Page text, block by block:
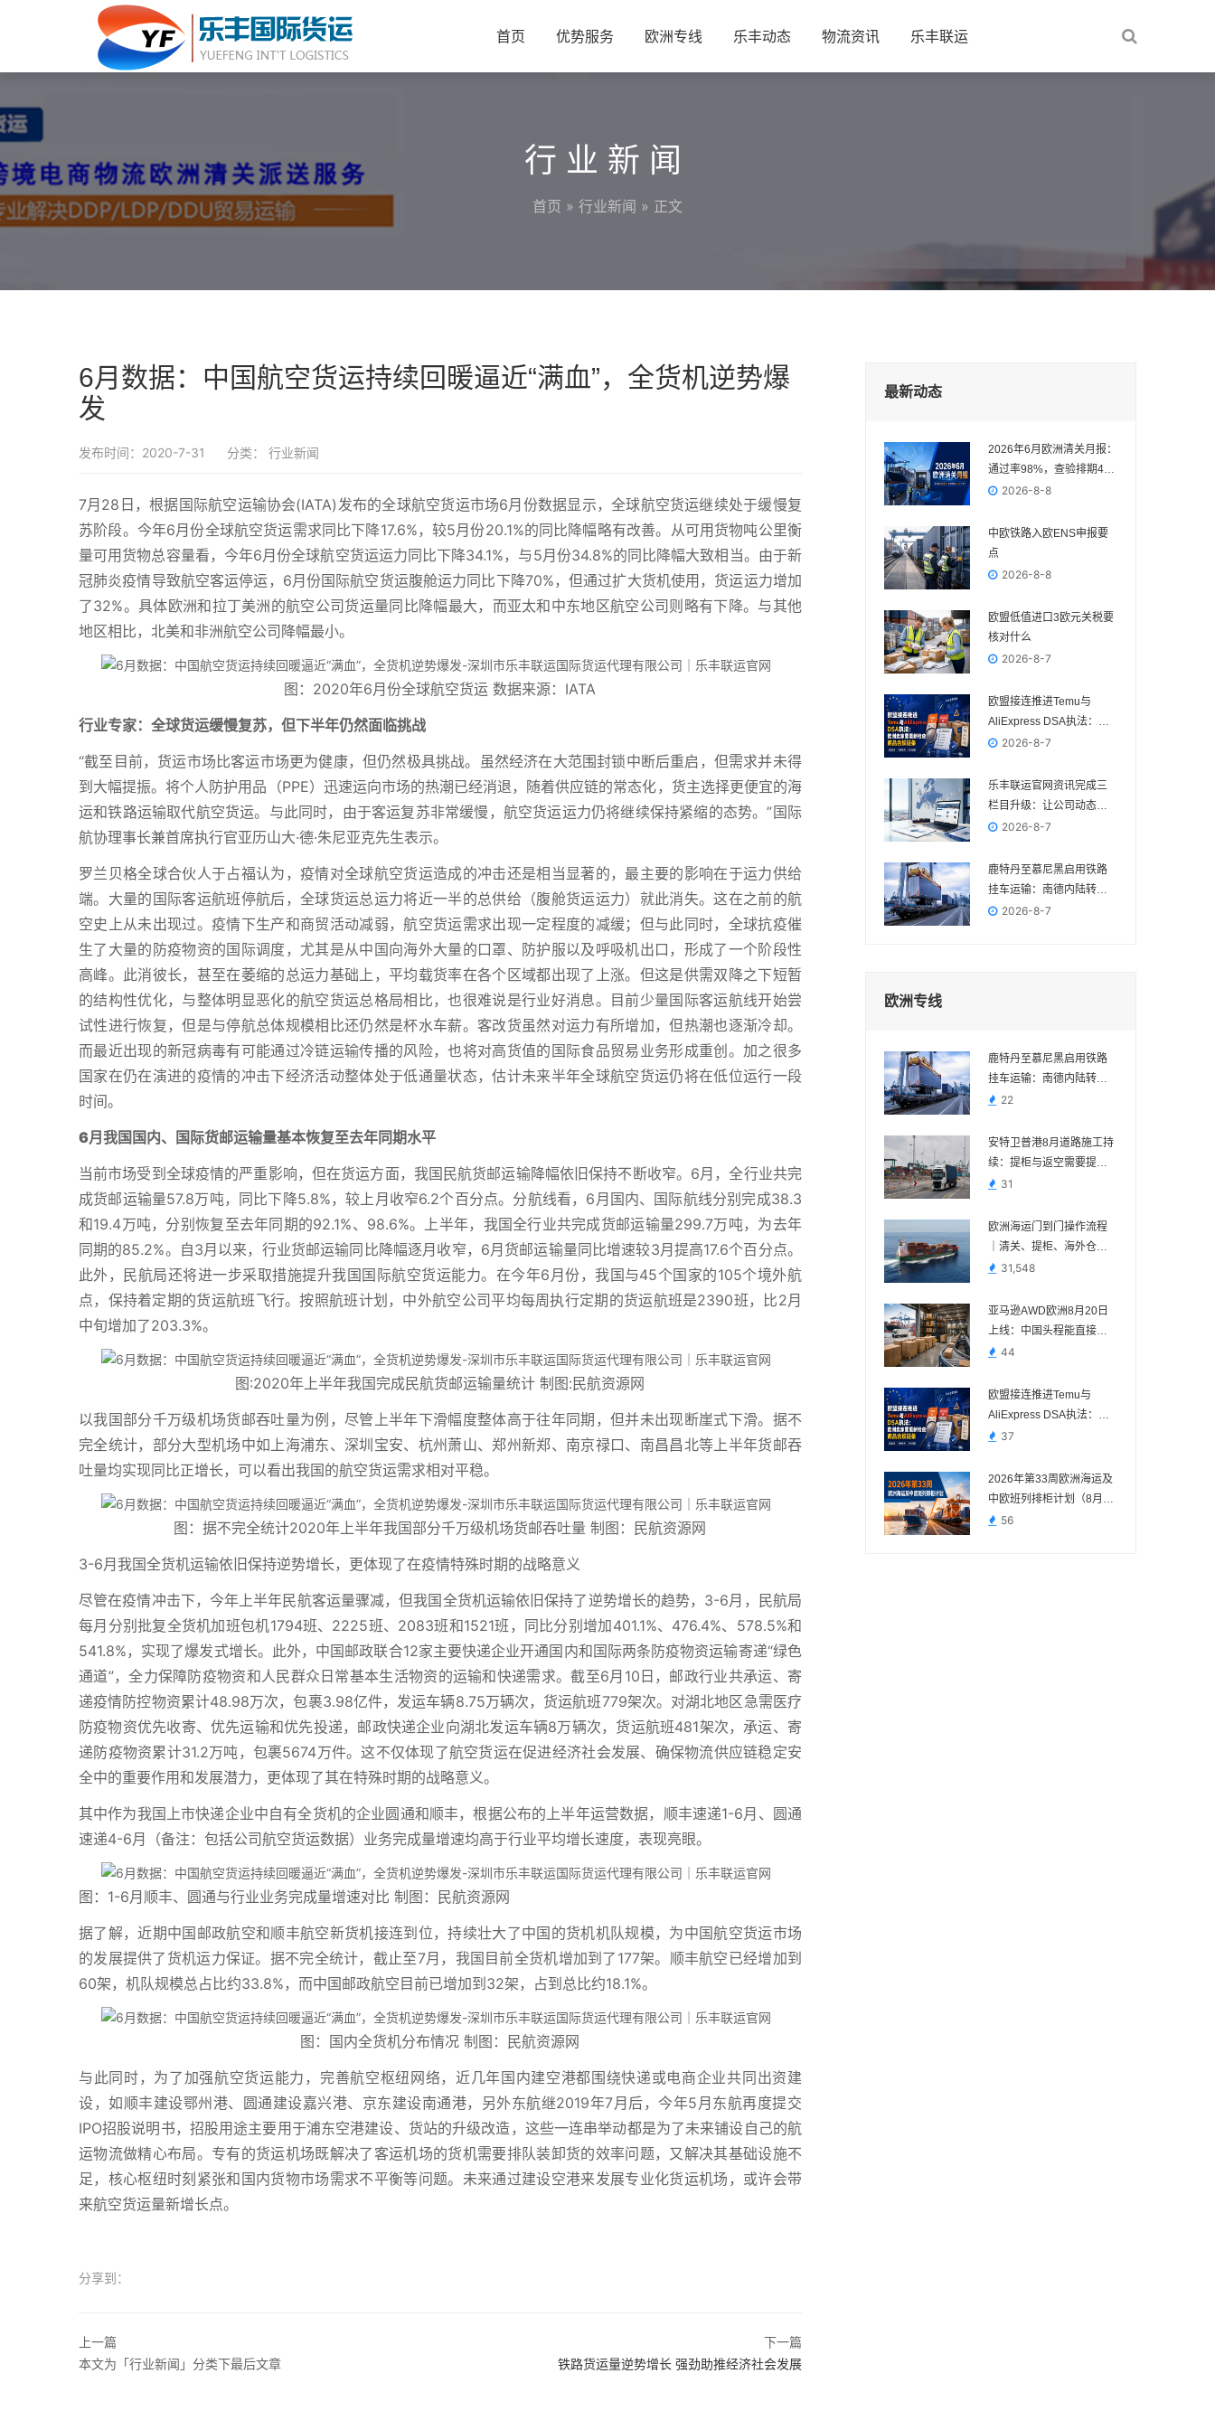
首页 优势服务 欧洲专线 乐丰动态 物流资讯 乐丰联运
行业新闻
首页 » 行业新闻 » 正文
6月数据：中国航空货运持续回暖逼近“满血”，全货机逆势爆
发
发布时间：2020-7-31 分类： 行业新闻
7月28日，根据国际航空运输协会(IATA)发布的全球航空货运市场6月份数据显示，全球航空货运继续处于缓慢复
苏阶段。今年6月份全球航空货运需求同比下降17.6%，较5月份20.1%的同比降幅略有改善。从可用货物吨公里衡
量可用货物总容量看，今年6月份全球航空货运运力同比下降34.1%，与5月份34.8%的同比降幅大致相当。由于新
冠肺炎疫情导致航空客运停运，6月份国际航空货运腹舱运力同比下降70%，但通过扩大货机使用，货运运力增加
了32%。具体欧洲和拉丁美洲的航空公司货运量同比降幅最大，而亚太和中东地区航空公司则略有下降。与其他
地区相比，北美和非洲航空公司降幅最小。
图：2020年6月份全球航空货运 数据来源：IATA
行业专家：全球货运缓慢复苏，但下半年仍然面临挑战
“截至目前，货运市场比客运市场更为健康，但仍然极具挑战。虽然经济在大范围封锁中断后重启，但需求并未得
到大幅提振。将个人防护用品（PPE）迅速运向市场的热潮已经消退，随着供应链的常态化，货主选择更便宜的海
运和铁路运输取代航空货运。与此同时，由于客运复苏非常缓慢，航空货运运力仍将继续保持紧缩的态势。”国际
航协理事长兼首席执行官亚历山大·德·朱尼亚克先生表示。
罗兰贝格全球合伙人于占福认为，疫情对全球航空货运造成的冲击还是相当显著的，最主要的影响在于运力供给
端。大量的国际客运航班停航后，全球货运总运力将近一半的总供给（腹舱货运运力）就此消失。这在之前的航
空史上从未出现过。疫情下生产和商贸活动减弱，航空货运需求出现一定程度的减缓；但与此同时，全球抗疫催
生了大量的防疫物资的国际调度，尤其是从中国向海外大量的口罩、防护服以及呼吸机出口，形成了一个阶段性
高峰。此消彼长，甚至在萎缩的总运力基础上，平均载货率在各个区域都出现了上涨。但这是供需双降之下短暂
的结构性优化，与整体明显恶化的航空货运总格局相比，也很难说是行业好消息。目前少量国际客运航线开始尝
试性进行恢复，但是与停航总体规模相比还仍然是杯水车薪。客改货虽然对运力有所增加，但热潮也逐渐冷却。
而最近出现的新冠病毒有可能通过冷链运输传播的风险，也将对高货值的国际食品贸易业务形成重创。加之很多
国家在仍在演进的疫情的冲击下经济活动整体处于低通量状态，估计未来半年全球航空货运仍将在低位运行一段
时间。
6月我国国内、国际货邮运输量基本恢复至去年同期水平
当前市场受到全球疫情的严重影响，但在货运方面，我国民航货邮运输降幅依旧保持不断收窄。6月，全行业共完
成货邮运输量57.8万吨，同比下降5.8%，较上月收窄6.2个百分点。分航线看，6月国内、国际航线分别完成38.3
和19.4万吨，分别恢复至去年同期的92.1%、98.6%。上半年，我国全行业共完成货邮运输量299.7万吨，为去年
同期的85.2%。自3月以来，行业货邮运输同比降幅逐月收窄，6月货邮运输量同比增速较3月提高17.6个百分点。
此外，民航局还将进一步采取措施提升我国国际航空货运能力。在今年6月份，我国与45个国家的105个境外航
点，保持着定期的货运航班飞行。按照航班计划，中外航空公司平均每周执行定期的货运航班是2390班，比2月
中旬增加了203.3%。
图:2020年上半年我国完成民航货邮运输量统计 制图:民航资源网
以我国部分千万级机场货邮吞吐量为例，尽管上半年下滑幅度整体高于往年同期，但并未出现断崖式下滑。据不
完全统计，部分大型机场中如上海浦东、深圳宝安、杭州萧山、郑州新郑、南京禄口、南昌昌北等上半年货邮吞
吐量均实现同比正增长，可以看出我国的航空货运需求相对平稳。
图：据不完全统计2020年上半年我国部分千万级机场货邮吞吐量 制图：民航资源网
3-6月我国全货机运输依旧保持逆势增长，更体现了在疫情特殊时期的战略意义
尽管在疫情冲击下，今年上半年民航客运量骤减，但我国全货机运输依旧保持了逆势增长的趋势，3-6月，民航局
每月分别批复全货机加班包机1794班、2225班、2083班和1521班，同比分别增加401.1%、476.4%、578.5%和
541.8%，实现了爆发式增长。此外，中国邮政联合12家主要快递企业开通国内和国际两条防疫物资运输寄递“绿色
通道”，全力保障防疫物资和人民群众日常基本生活物资的运输和快递需求。截至6月10日，邮政行业共承运、寄
递疫情防控物资累计48.98万次，包裹3.98亿件，发运车辆8.75万辆次，货运航班779架次。对湖北地区急需医疗
防疫物资优先收寄、优先运输和优先投递，邮政快递企业向湖北发运车辆8万辆次，货运航班481架次，承运、寄
递防疫物资累计31.2万吨，包裹5674万件。这不仅体现了航空货运在促进经济社会发展、确保物流供应链稳定安
全中的重要作用和发展潜力，更体现了其在特殊时期的战略意义。
其中作为我国上市快递企业中自有全货机的企业圆通和顺丰，根据公布的上半年运营数据，顺丰速递1-6月、圆通
速递4-6月（备注：包括公司航空货运数据）业务完成量增速均高于行业平均增长速度，表现亮眼。
图：1-6月顺丰、圆通与行业业务完成量增速对比 制图：民航资源网
据了解，近期中国邮政航空和顺丰航空新货机接连到位，持续壮大了中国的货机机队规模，为中国航空货运市场
的发展提供了货机运力保证。据不完全统计，截止至7月，我国目前全货机增加到了177架。顺丰航空已经增加到
60架，机队规模总占比约33.8%，而中国邮政航空目前已增加到32架，占到总比约18.1%。
图：国内全货机分布情况 制图：民航资源网
与此同时，为了加强航空货运能力，完善航空枢纽网络，近几年国内建空港都围绕快递或电商企业共同出资建
设，如顺丰建设鄂州港、圆通建设嘉兴港、京东建设南通港，另外东航继2019年7月后，今年5月东航再度提交
IPO招股说明书，招股用途主要用于浦东空港建设、货站的升级改造，这些一连串举动都是为了未来铺设自己的航
运物流做精心布局。专有的货运机场既解决了客运机场的货机需要排队装卸货的效率问题，又解决其基础设施不
足，核心枢纽时刻紧张和国内货物市场需求不平衡等问题。未来通过建设空港来发展专业化货运机场，或许会带
来航空货运量新增长点。
分享到：
上一篇
本文为「行业新闻」分类下最后文章
下一篇
铁路货运量逆势增长 强劲助推经济社会发展
最新动态
2026年6月欧洲清关月报：
通过率98%，查验排期4—
5个工作日
2026-8-8
中欧铁路入欧ENS申报要
点
2026-8-8
欧盟低值进口3欧元关税要
核对什么
2026-8-7
欧盟接连推进Temu与
AliExpress DSA执法：欧
洲卖家要重新检查商品合
2026-8-7
乐丰联运官网资讯完成三
栏目升级：让公司动态、
电商政策与物流变化各归
2026-8-7
鹿特丹至慕尼黑启用铁路
挂车运输：南德内陆转运
多一种组合方案
2026-8-7
欧洲专线
鹿特丹至慕尼黑启用铁路
挂车运输：南德内陆转运
多一种组合方案
22
安特卫普港8月道路施工持
续：提柜与返空需要提前
核对路线
31
欧洲海运门到门操作流程
｜清关、提柜、海外仓与
FBA交付节点
31,548
亚马逊AWD欧洲8月20日
上线：中国头程能直接送
吗？
44
欧盟接连推进Temu与
AliExpress DSA执法：欧
洲卖家要重新检查商品合
37
2026年第33周欧洲海运及
中欧班列排柜计划（8月10
日—8月16日）
56